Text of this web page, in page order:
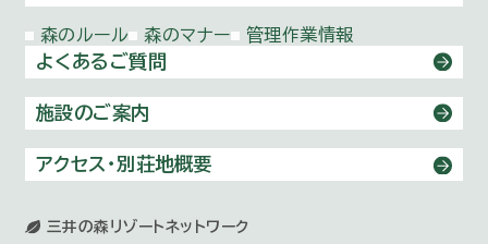
森のルール 森のマナー 管理作業情報
よくあるご質問
施設のご案内
アクセス・別荘地概要
三井の森リゾートネットワーク